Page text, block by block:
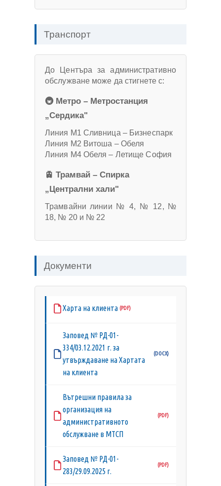
Транспорт
До Центъра за административно
обслужване може да стигнете с:
🚇 Метро – Метростанция
„Сердика"
Линия М1 Сливница – Бизнеспарк
Линия М2 Витоша – Обеля
Линия М4 Обеля – Летище София
🚊 Трамвай – Спирка
„Централни хали"
Трамвайни линии № 4, № 12, №
18, № 20 и № 22
Документи
Харта на клиента
Заповед № РД-01-
334/03.12.2021 г. за
утвърждаване на Хартата
на клиента
Вътрешни правила за
организация на
административното
обслужване в МТСП
Заповед № РД-01-
283/29.09.2025 г.